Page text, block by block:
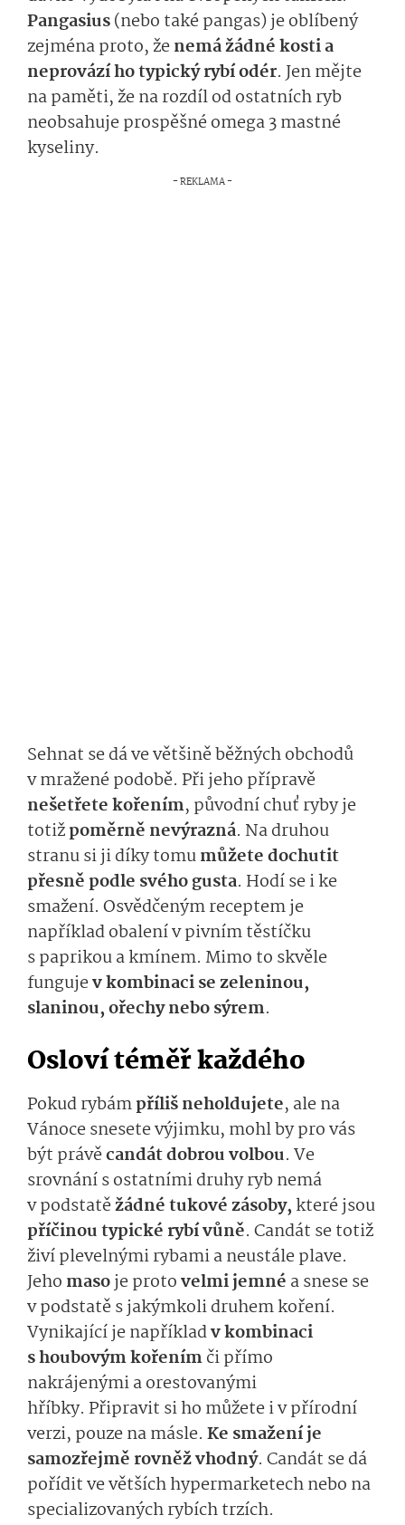
Pangasius(nebo také pangas) je oblíbený
zejména proto, ženemá žádné kosti a
neprovází ho typický rybí odér. Jen mějte
na paměti, že na rozdíl od ostatních ryb
neobsahuje prospěšné omega 3 mastné
kyseliny.
Sehnat se dá ve většině běžných obchodů
v mražené podobě. Při jeho přípravě
nešetřete kořením, původní chuť ryby je
totižpoměrně nevýrazná. Na druhou
stranu si ji díky tomumůžete dochutit
přesně podle svého gusta. Hodí se i ke
smažení. Osvědčeným receptem je
například obalení v pivním těstíčku
s paprikou a kmínem. Mimo to skvěle
fungujev kombinaci se zeleninou,
slaninou, ořechy nebo sýrem.
Osloví téměř každého
Pokud rybámpříliš neholdujete, ale na
Vánoce snesete výjimku, mohl by pro vás
být právěcandát dobrou volbou. Ve
srovnání s ostatními druhy ryb nemá
v podstatěžádné tukové zásoby,které jsou
příčinou typické rybí vůně. Candát se totiž
živí plevelnými rybami a neustále plave.
Jeho masoje protovelmi jemné a snese se
v podstatě s jakýmkoli druhem koření.
Vynikající je napříkladv kombinaci
s houbovým kořenímči přímo
nakrájenými a orestovanými
hříbky. Připravit si ho můžete i v přírodní
verzi, pouze na másle. Ke smažení je
samozřejmě rovněž vhodný. Candát se dá
pořídit ve větších hypermarketech nebo na
specializovaných rybích trzích.